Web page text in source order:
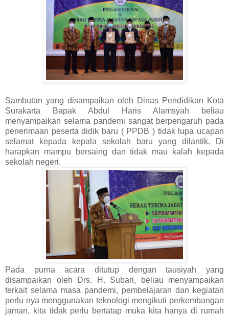
Sambutan yang disampaikan oleh Dinas Pendidikan Kota
Surakarta Bapak Abdul Haris Alamsyah beliau
menyampaikan selama pandemi sangat berpengaruh pada
penerimaan peserta didik baru ( PPDB ) tidak lupa ucapan
selamat kepada kepala sekolah baru yang dilantik. Di
harapkan mampu bersaing dan tidak mau kalah kepada
sekolah negeri.
Pada purna acara ditutup dengan tausiyah yang
disampaikan oleh Drs. H. Subari, beliau menyampaikan
terkait selama masa pandemi, pembelajaran dan kegiatan
perlu nya menggunakan teknologi mengikuti perkembangan
jaman, kita tidak perlu bertatap muka kita hanya di rumah